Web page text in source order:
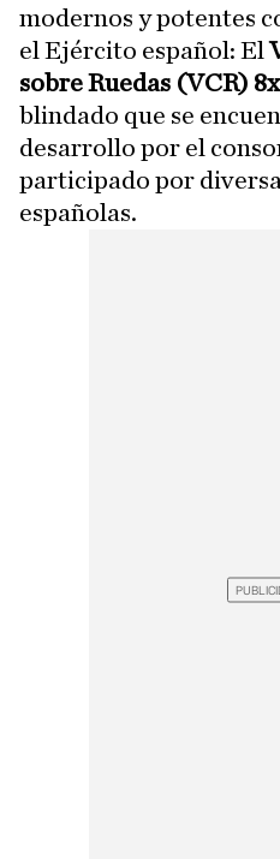
modernos y potentes
el Ejército español: El
sobre Ruedas (VCR)
blindado que se
desarrollo por el
participado por
españolas.